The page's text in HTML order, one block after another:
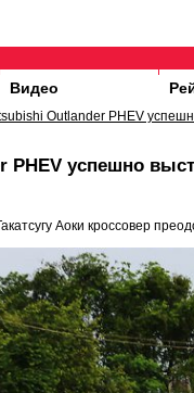
Видео
Outlander PHEV
PHEV успешно
Аоки кроссовер